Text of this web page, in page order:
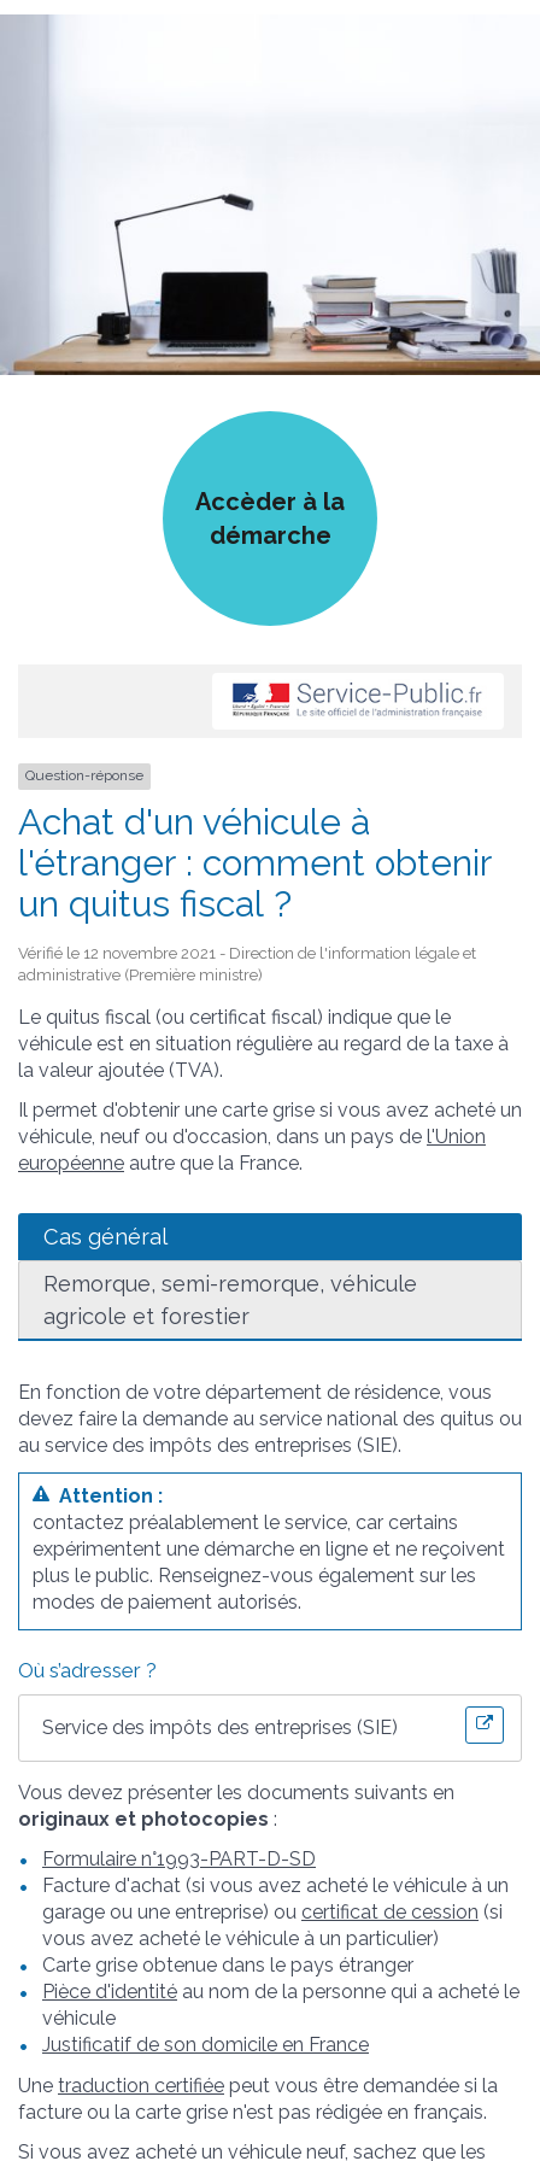
Accèder à la
démarche
Question-réponse
Achat d'un véhicule à
l'étranger : comment obtenir
un quitus fiscal ?
Vérifié le 12 novembre 2021 - Direction de l'information légale et
administrative (Première ministre)
Le quitus fiscal (ou certificat fiscal) indique que le
véhicule est en situation régulière au regard de la taxe à
la valeur ajoutée (TVA).
Il permet d'obtenir une carte grise si vous avez acheté un
véhicule, neuf ou d'occasion, dans un pays de l'Union
européenne autre que la France.
Cas général
Remorque, semi-remorque, véhicule
agricole et forestier
En fonction de votre département de résidence, vous
devez faire la demande au service national des quitus ou
au service des impôts des entreprises (SIE).
Attention :
contactez préalablement le service, car certains
expérimentent une démarche en ligne et ne reçoivent
plus le public. Renseignez-vous également sur les
modes de paiement autorisés.
Où s’adresser ?
Service des impôts des entreprises (SIE)
Vous devez présenter les documents suivants en
originaux et photocopies :
Formulaire n°1993-PART-D-SD
Facture d'achat (si vous avez acheté le véhicule à un
garage ou une entreprise) ou certificat de cession (si
vous avez acheté le véhicule à un particulier)
Carte grise obtenue dans le pays étranger
Pièce d'identité au nom de la personne qui a acheté le
véhicule
Justificatif de son domicile en France
Une traduction certifiée peut vous être demandée si la
facture ou la carte grise n'est pas rédigée en français.
Si vous avez acheté un véhicule neuf, sachez que les